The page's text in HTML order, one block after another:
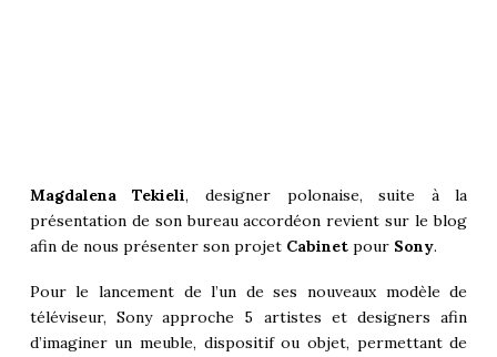
Magdalena Tekieli, designer polonaise, suite à la
présentation de son bureau accordéon revient sur le blog
afin de nous présenter son projet Cabinetpour Sony.
Pour le lancement de l’un de ses nouveaux modèle de
téléviseur, Sony approche 5 artistes et designers afin
d’imaginer un meuble, dispositif ou objet, permettant de